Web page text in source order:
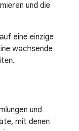
und die
eine einzige
wachsende
und
mit denen